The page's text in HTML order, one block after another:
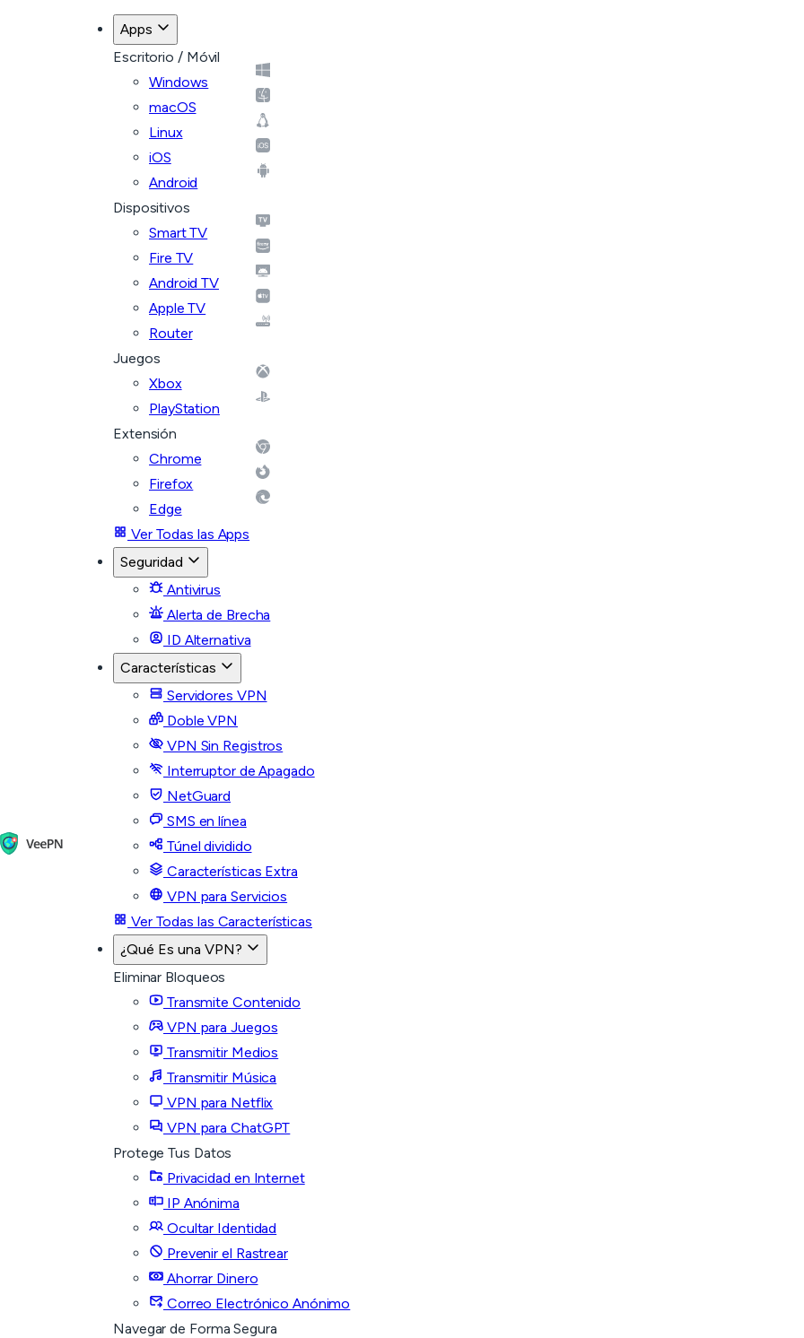
Apps
Escritorio / Móvil
Windows
macOS
Linux
iOS
Android
Dispositivos
Smart TV
Fire TV
Android TV
Apple TV
Router
Juegos
Xbox
PlayStation
Extensión
Chrome
Firefox
Edge
Ver Todas las Apps
Seguridad
Antivirus
Alerta de Brecha
ID Alternativa
Características
Servidores VPN
Doble VPN
VPN Sin Registros
Interruptor de Apagado
NetGuard
SMS en línea
Túnel dividido
Características Extra
VPN para Servicios
Ver Todas las Características
¿Qué Es una VPN?
Eliminar Bloqueos
Transmite Contenido
VPN para Juegos
Transmitir Medios
Transmitir Música
VPN para Netflix
VPN para ChatGPT
Protege Tus Datos
Privacidad en Internet
IP Anónima
Ocultar Identidad
Prevenir el Rastrear
Ahorrar Dinero
Correo Electrónico Anónimo
Navegar de Forma Segura